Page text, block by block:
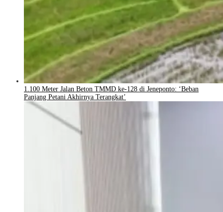
1.100 Meter Jalan Beton TMMD ke-128 di Jeneponto: ‘Beban
Panjang Petani Akhirnya Terangkat’